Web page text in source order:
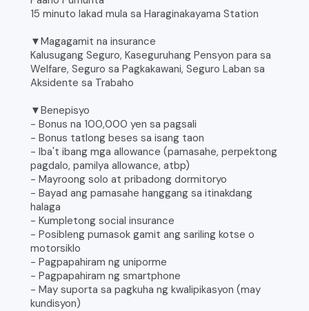
15 minuto lakad mula sa Haraginakayama Station
▼Magagamit na insurance
Kalusugang Seguro, Kaseguruhang Pensyon para sa
Welfare, Seguro sa Pagkakawani, Seguro Laban sa
Aksidente sa Trabaho
▼Benepisyo
- Bonus na 100,000 yen sa pagsali
- Bonus tatlong beses sa isang taon
- Iba't ibang mga allowance (pamasahe, perpektong
pagdalo, pamilya allowance, atbp)
- Mayroong solo at pribadong dormitoryo
- Bayad ang pamasahe hanggang sa itinakdang
halaga
- Kumpletong social insurance
- Posibleng pumasok gamit ang sariling kotse o
motorsiklo
- Pagpapahiram ng uniporme
- Pagpapahiram ng smartphone
- May suporta sa pagkuha ng kwalipikasyon (may
kundisyon)